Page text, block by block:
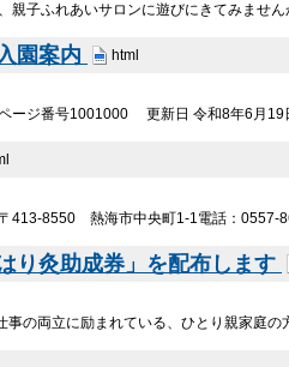
親子ふれあいサロンに遊びにきてみませ
園案内 html
ページ番号1001000 更新日 令和8年6月
413-8550 熱海市中央町1-1電話：
り灸助成券」を配布します
事の両立に励まれている、ひとり親家庭